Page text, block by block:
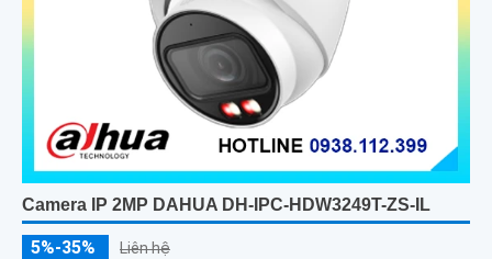
Camera IP 2MP DAHUA DH-IPC-HDW3249T-ZS-IL
5%-35% Liên hệ